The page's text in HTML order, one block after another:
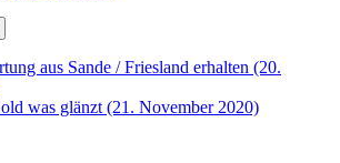
aus Sande / Friesland erhalten (20.
was glänzt (21. November 2020)